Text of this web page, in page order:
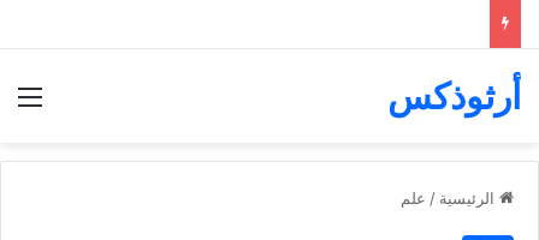
أرثوذكس
الرئيسية / علم